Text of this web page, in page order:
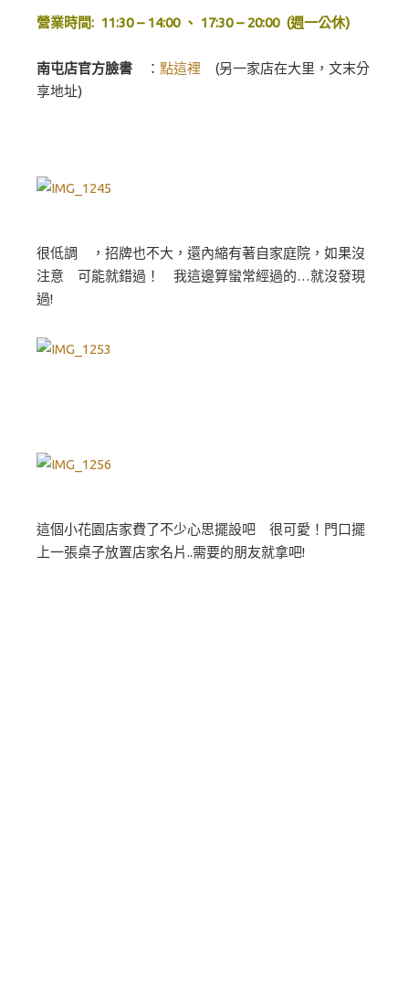
營業時間: 11:30 – 14:00 、 17:30 – 20:00 (週一公休)
南屯店官方臉書 ： 點這裡 (另一家店在大里，文末分
享地址)
很低調 ，招牌也不大，還內縮有著自家庭院，如果沒
注意 可能就錯過！ 我這邊算蠻常經過的…就沒發現
過!
這個小花園店家費了不少心思擺設吧 很可愛！門口擺
上一張桌子放置店家名片..需要的朋友就拿吧!